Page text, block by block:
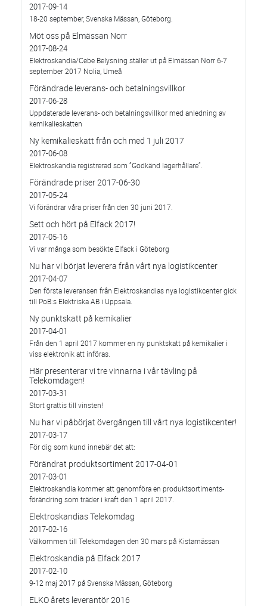
2017-09-14
18-20 september, Svenska Mässan, Göteborg.
Möt oss på Elmässan Norr
2017-08-24
Elektroskandia/Cebe Belysning ställer ut på Elmässan Norr 6-7
september 2017 Nolia, Umeå
Förändrade leverans- och betalningsvillkor
2017-06-28
Uppdaterade leverans- och betalningsvillkor med anledning av
kemikalieskatten
Ny kemikalieskatt från och med 1 juli 2017
2017-06-08
Elektroskandia registrerad som ”Godkänd lagerhållare”.
Förändrade priser 2017-06-30
2017-05-24
Vi förändrar våra priser från den 30 juni 2017.
Sett och hört på Elfack 2017!
2017-05-16
Vi var många som besökte Elfack i Göteborg
Nu har vi börjat leverera från vårt nya logistikcenter
2017-04-07
Den första leveransen från Elektroskandias nya logistikcenter gick
till PoB:s Elektriska AB i Uppsala.
Ny punktskatt på kemikalier
2017-04-01
Från den 1 april 2017 kommer en ny punktskatt på kemikalier i
viss elektronik att införas.
Här presenterar vi tre vinnarna i vår tävling på
Telekomdagen!
2017-03-31
Stort grattis till vinsten!
Nu har vi påbörjat övergången till vårt nya logistikcenter!
2017-03-17
För dig som kund innebär det att:
Förändrat produktsortiment 2017-04-01
2017-03-01
Elektroskandia kommer att genomföra en produktsortiments-
förändring som träder i kraft den 1 april 2017.
Elektroskandias Telekomdag
2017-02-16
Välkommen till Telekomdagen den 30 mars på Kistamässan
Elektroskandia på Elfack 2017
2017-02-10
9-12 maj 2017 på Svenska Mässan, Göteborg
ELKO årets leverantör 2016